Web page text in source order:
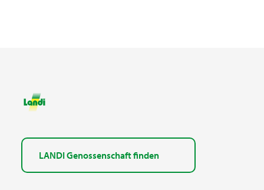
LANDI Genossenschaft finden